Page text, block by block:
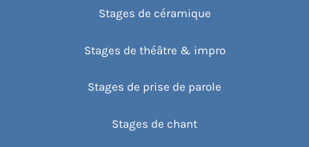
Stages de céramique
Stages de théâtre & impro
Stages de prise de parole
Stages de chant